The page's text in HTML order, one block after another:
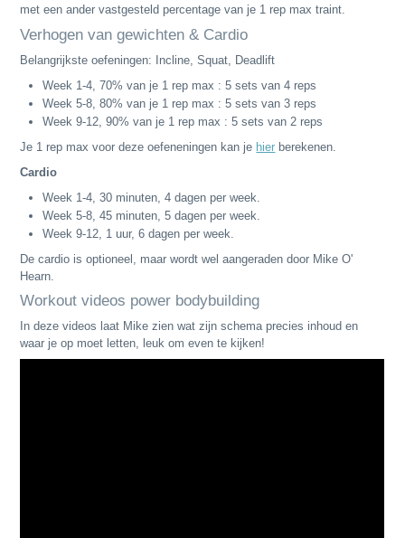
met een ander vastgesteld percentage van je 1 rep max traint.
Verhogen van gewichten & Cardio
Belangrijkste oefeningen: Incline, Squat, Deadlift
Week 1-4, 70% van je 1 rep max : 5 sets van 4 reps
Week 5-8, 80% van je 1 rep max : 5 sets van 3 reps
Week 9-12, 90% van je 1 rep max : 5 sets van 2 reps
Je 1 rep max voor deze oefeneningen kan je hier berekenen.
Cardio
Week 1-4, 30 minuten, 4 dagen per week.
Week 5-8, 45 minuten, 5 dagen per week.
Week 9-12, 1 uur, 6 dagen per week.
De cardio is optioneel, maar wordt wel aangeraden door Mike O'
Hearn.
Workout videos power bodybuilding
In deze videos laat Mike zien wat zijn schema precies inhoud en
waar je op moet letten, leuk om even te kijken!